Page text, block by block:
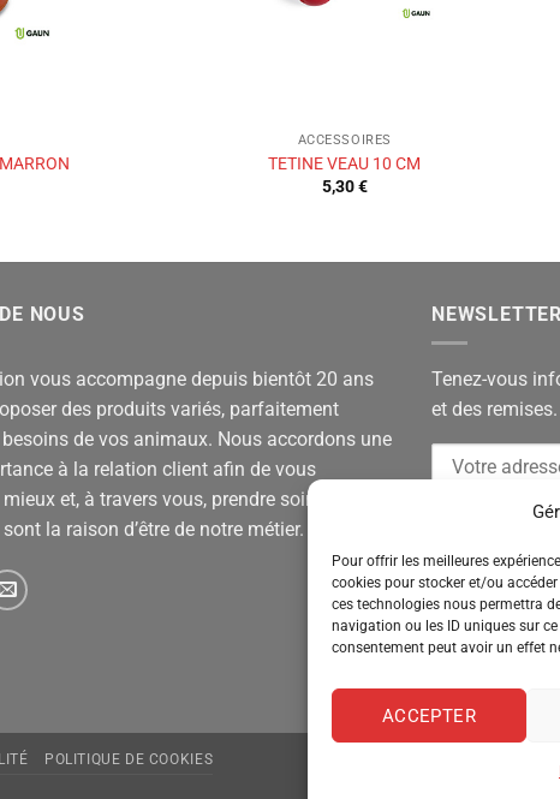
Pour offrir les meilleures
cookies pour stocker et/ou
ces technologies nous permettra
navigation ou les ID uniques sur
consentement peut avoir un effet
ACCEPTER
ACCESSOIRES
TETINE VEAU 10 CM
5,30€
NOUS
vous accompagne depuis bientôt 20 ans
des produits variés, parfaitement
de vos animaux. Nous accordons une
à la relation client afin de vous
et, à travers vous, prendre soin de vos
la raison d’être de notre métier.
NEWSLETTER
Tenez-vous
et des remises.
POLITIQUE DE COOKIES